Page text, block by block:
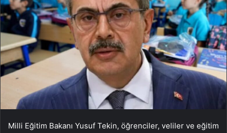
Milli Eğitim Bakanı Yusuf Tekin, öğrenciler, veliler ve eğitim